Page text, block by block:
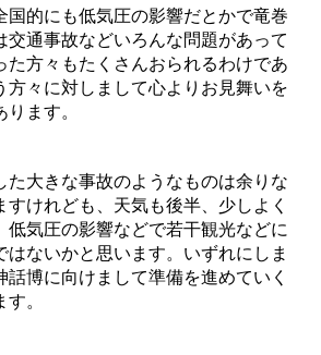
的にも低気圧の影響だとかで竜巻
交通事故などいろんな問題があって
た方々もたくさんおられるわけであ
方々に対しまして心よりお見舞いを
ます。
大きな事故のようなものは余りな
けれども、天気も後半、少しよく
低気圧の影響などで若干観光などに
はないかと思います。いずれにしま
話博に向けまして準備を進めていく
。